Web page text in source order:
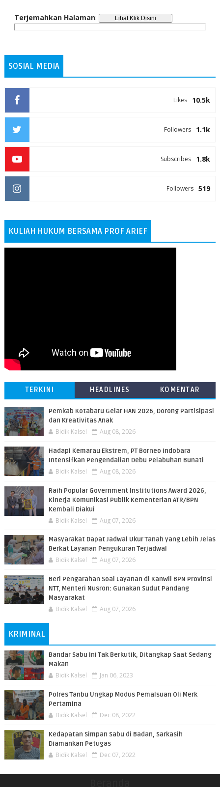
Terjemahkan Halaman:
SOSIAL MEDIA
10.5k
Likes
1.1k
Followers
1.8k
Subscribes
519
Followers
KULIAH HUKUM BERSAMA PROF ARIEF
TERKINI HEADLINES KOMENTAR
Pemkab Kotabaru Gelar HAN 2026, Dorong Partisipasi
dan Kreativitas Anak
Bidik Kalsel Aug 08, 2026
​Hadapi Kemarau Ekstrem, PT Borneo Indobara
Intensifkan Pengendalian Debu Pelabuhan Bunati
Bidik Kalsel Aug 08, 2026
Raih Popular Government Institutions Award 2026,
Kinerja Komunikasi Publik Kementerian ATR/BPN
Kembali Diakui
Bidik Kalsel Aug 07, 2026
Masyarakat Dapat Jadwal Ukur Tanah yang Lebih Jelas
Berkat Layanan Pengukuran Terjadwal
Bidik Kalsel Aug 07, 2026
Beri Pengarahan Soal Layanan di Kanwil BPN Provinsi
NTT, Menteri Nusron: Gunakan Sudut Pandang
Masyarakat
Bidik Kalsel Aug 07, 2026
KRIMINAL
Bandar Sabu Ini Tak Berkutik, Ditangkap Saat Sedang
Makan
Bidik Kalsel Jan 06, 2023
Polres Tanbu Ungkap Modus Pemalsuan Oli Merk
Pertamina
Bidik Kalsel Dec 08, 2022
Kedapatan Simpan Sabu di Badan, Sarkasih
Diamankan Petugas
Bidik Kalsel Dec 07, 2022